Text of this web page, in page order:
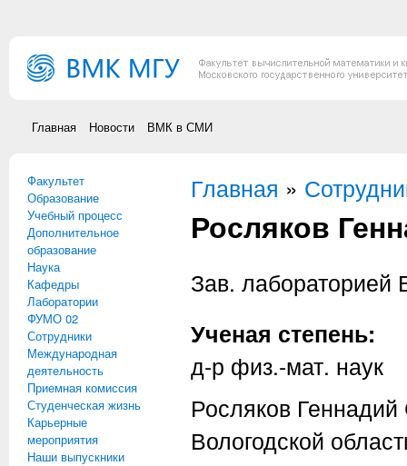
Главная Новости ВМК в СМИ
Факультет
Образование
Учебный процесс
Дополнительное
образование
Наука
Кафедры
Лаборатории
ФУМО 02
Сотрудники
Международная
деятельность
Приемная комиссия
Студенческая жизнь
Карьерные
мероприятия
Наши выпускники
Вы здесь
Главная »
Росляков
Зав.
Ученая степень:
д-р физ.-мат. наук
Росляков
Вологодской